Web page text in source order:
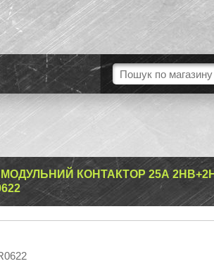
МОДУЛЬНИЙ КОНТАКТОР 25А